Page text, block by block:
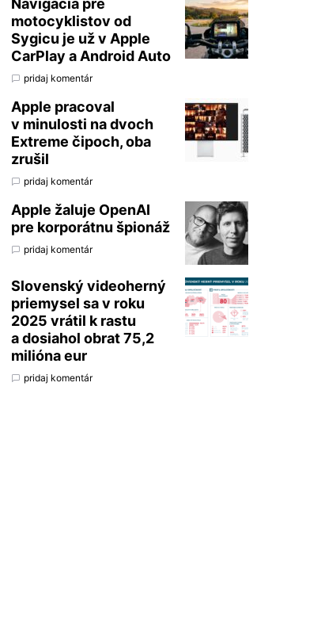
Navigácia pre
motocyklistov od
Sygicu je už v Apple
CarPlay a Android Auto
pridaj komentár
Apple pracoval
v minulosti na dvoch
Extreme čipoch, oba
zrušil
pridaj komentár
Apple žaluje OpenAI
pre korporátnu špionáž
pridaj komentár
Slovenský videoherný
priemysel sa v roku
2025 vrátil k rastu
a dosiahol obrat 75,2
milióna eur
pridaj komentár